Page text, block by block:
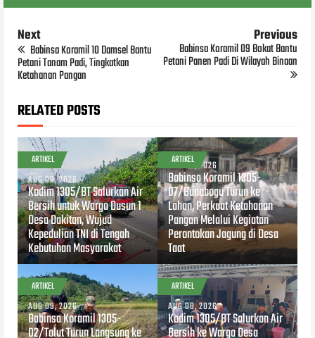
Next
Babinsa Koramil 10 Damsel Bantu
Petani Tanam Padi, Tingkatkan
Ketahanan Pangan
Previous
Babinsa Koramil 09 Bokat Bantu
Petani Panen Padi Di Wilayah Binaan
RELATED POSTS
ARTIKEL
AUG 09, 2026
Kodim 1305/BT Salurkan Air
Bersih untuk Warga Dusun 1
Desa Dakitan, Wujud
Kepedulian TNI di Tengah
Kebutuhan Masyarakat
ARTIKEL
AUG 09, 2026
Babinsa Koramil 1305-
07/Bunobogu Turun ke
Lahan, Perkuat Ketahanan
Pangan Melalui Kegiatan
Perontokan Jagung di Desa
Taat
ARTIKEL
AUG 09, 2026
Babinsa Koramil 1305-
02/Tolut Turun Langsung ke
ARTIKEL
AUG 08, 2026
Kodim 1305/BT Salurkan Air
Bersih ke Warga Desa